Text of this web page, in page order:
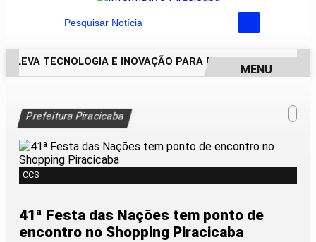
Pesquisar Notícia
LEVA TECNOLOGIA E INOVAÇÃO PARA ESTUDANTES DA
MENU
Prefeitura Piracicaba
CCS
41ª Festa das Nações tem ponto de
encontro no Shopping Piracicaba